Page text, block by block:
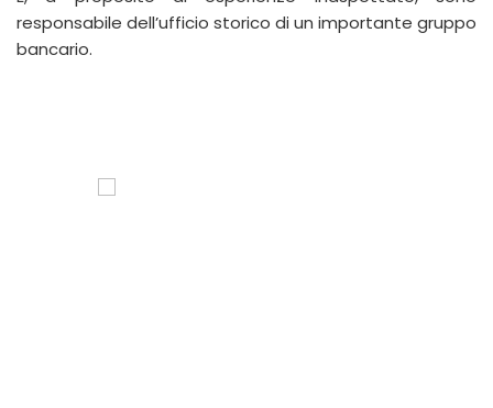
responsabile dell’ufficio storico di un importante gruppo
bancario.